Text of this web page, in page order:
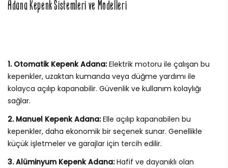
Adana Kepenk Sistemleri ve Modelleri
1. Otomatik Kepenk Adana:Elektrik motoru ile çalışan bu
kepenkler, uzaktan kumanda veya düğme yardımı ile
kolayca açılıp kapanabilir. Güvenlik ve kullanım kolaylığı
sağlar.
2. Manuel Kepenk Adana:Elle açılıp kapanabilen bu
kepenkler, daha ekonomik bir seçenek sunar. Genellikle
küçük işletmeler ve garajlar için tercih edilir.
3. Alüminyum Kepenk Adana:Hafif ve dayanıklı olan